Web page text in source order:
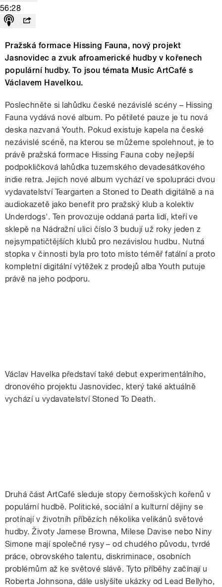
56:28
Pražská formace Hissing Fauna, nový projekt
Jasnovidec a zvuk afroamerické hudby v kořenech
populární hudby. To jsou témata Music ArtCafé s
Václavem Havelkou.
Poslechněte si lahůdku české nezávislé scény – Hissing
Fauna vydává nové album. Po pětileté pauze je tu nová
deska nazvaná Youth. Pokud existuje kapela na české
nezávislé scéně, na kterou se můžeme spolehnout, je to
právě pražská formace Hissing Fauna coby nejlepší
podpokličková lahůdka tuzemského devadesátkového
indie retra. Jejich nové album vychází ve spolupráci dvou
vydavatelství Teargarten a Stoned to Death digitálně a na
audiokazetě jako benefit pro pražský klub a kolektiv
Underdogs'. Ten provozuje oddaná parta lidí, kteří ve
sklepě na Nádražní ulici číslo 3 budují už roky jeden z
nejsympatičtějších klubů pro nezávislou hudbu. Nutná
stopka v činnosti byla pro toto místo téměř fatální a proto
kompletní digitální výtěžek z prodejů alba Youth putuje
právě na jeho podporu.
Václav Havelka představí také debut experimentálního,
dronového projektu Jasnovidec, který také aktuálně
vychází u vydavatelství Stoned To Death.
Druhá část ArtCafé sleduje stopy černošských kořenů v
populární hudbě. Politické, sociální a kulturní dějiny se
protínají v životníh příbězích několika velikánů světové
hudby. Životy Jamese Browna, Milese Davise nebo Niny
Simone mají společné rysy – od chudého původu, tvrdé
práce, obrovského talentu, diskriminace, osobních
problémům až ke světové slávě. Tyto příběhy začínají u
Roberta Johnsona, dále uslyšíte ukázky od Lead Bellyho,